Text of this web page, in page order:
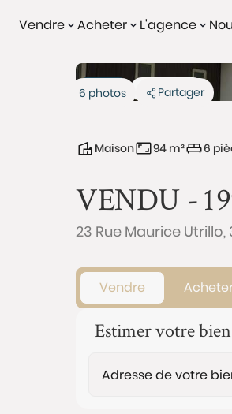
Vendre Acheter L'agence
Vendu Exclusivité
6 photos Partager
Maison 94 m² 6
VENDU -
23 Rue Maurice Utrillo,
Vendre
Estimer votre